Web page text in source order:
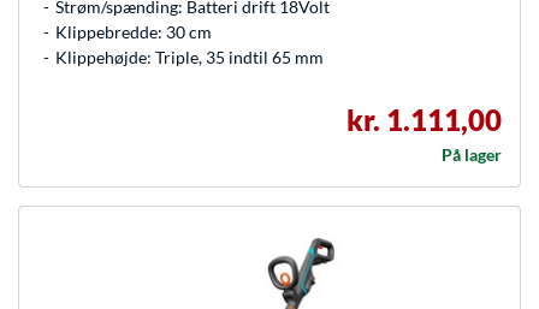
Strøm/spænding: Batteri drift 18Volt
Klippebredde: 30 cm
Klippehøjde: Triple, 35 indtil 65 mm
kr. 1.111,00
På lager